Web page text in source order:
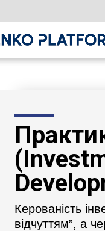
Керованість
відчуттям”, а